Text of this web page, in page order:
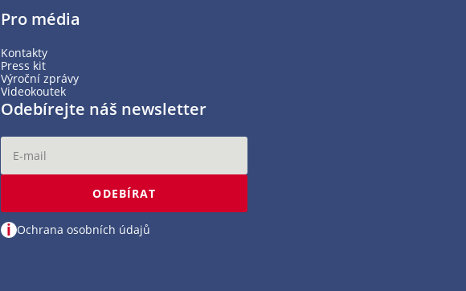
Pro média
Kontakty
Press kit
Výroční zprávy
Videokoutek
Odebírejte náš newsletter
ODEBÍRAT
i Ochrana osobních údajů